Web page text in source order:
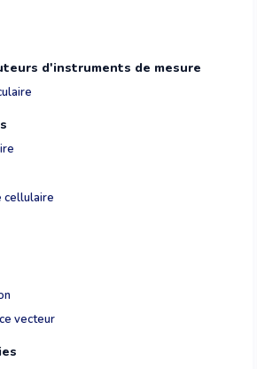
d'instruments de mesure
cellulaire
vecteur